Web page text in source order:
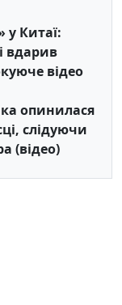
Китаї:
вдарив
відео
опинилася
слідуючи
(відео)